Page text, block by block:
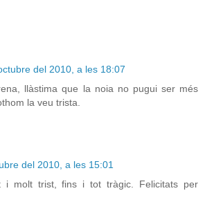
del 2010, a les 18:07
llàstima que la noia no pugui ser més
la veu trista.
del 2010, a les 15:01
i molt trist, fins i tot tràgic. Felicitats per